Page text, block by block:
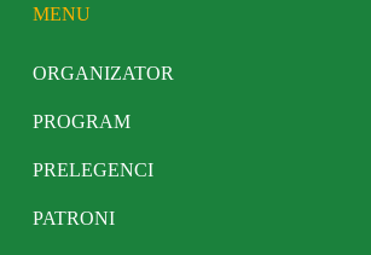
MENU
ORGANIZATOR
PROGRAM
PRELEGENCI
PATRONI